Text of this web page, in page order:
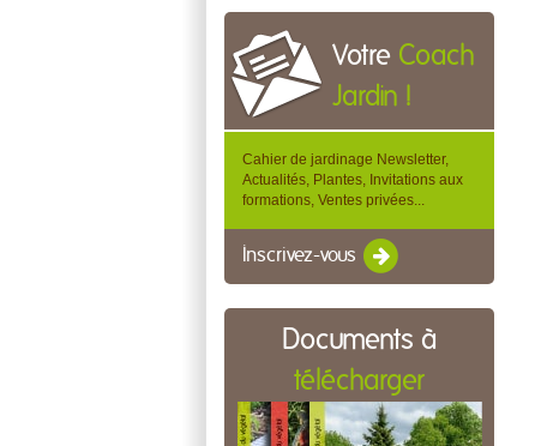
Votre Coach
Jardin !
Cahier de jardinage Newsletter,
Actualités, Plantes, Invitations aux
formations, Ventes privées...
Inscrivez-vous
Documents à
télécharger